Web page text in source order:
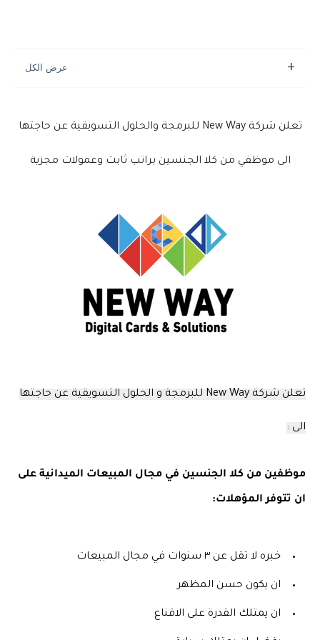
تعلن شركة New Way للبرمجة والحلول التسويقية عن حاجتها
الى موظفي من كلا الجنسين براتب ثابت وعمولات مجزية
تعلن شركة New Way للبرمجة و الحلول التسويقية عن حاجتها
الى :
موظفين من كلا الجنسين في مجال المبيعات الميدانية على
ان تتوفر المؤهلات:
خبره لا تقل عن ٣ سنوات في مجال المبيعات
ان يكون حسن المظهر
ان يمتلك القدرة على الاقناع